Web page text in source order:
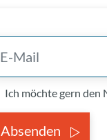
Ich möchte gern den
Absenden